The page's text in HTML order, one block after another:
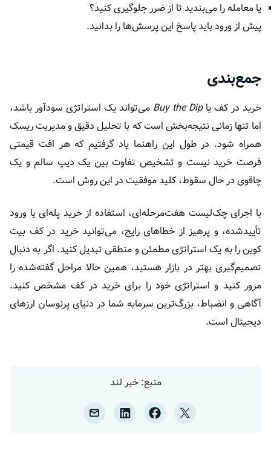
یا معامله را می‌بندید تا از ضرر جلوگیری کنید؟
پیش از ورود باید پاسخ این پرسش‌ها را بدانید.
جمع‌بندی
خرید در کف یاBuy the Dip می‌تواند یک استراتژی سودآور باشد،
اما تنها زمانی نتیجه‌بخش است که با تحلیل دقیق و مدیریت ریسک
همراه شود. در طول این راهنما یاد گرفتیم که هر افت قیمتی
فرصت خرید نیست و تشخیص تفاوت بین یک دیپ سالم و یک
چاقوی در حال سقوط، کلید موفقیت در این روش است.
با اجرای چک‌لیست هفت‌مرحله‌ای، استفاده از خرید پله‌ای یا ورود
تأییدشده، و پرهیز از خطاهای رایج، می‌توانید خرید در کف بیت
کوین را به یک استراتژی مطمئن و منطقی تبدیل کنید. اگر به دنبال
تصمیم‌گیری بهتر در بازار هستید، همین حالا مراحل گفته‌شده را
مرور کنید و استراتژی خود را برای خرید در کف مشخص کنید.
آگاهی و انضباط، بزرگ‌ترین سرمایه شما در دنیای پرنوسان ارزهای
دیجیتال است.
منبع: خبر لند